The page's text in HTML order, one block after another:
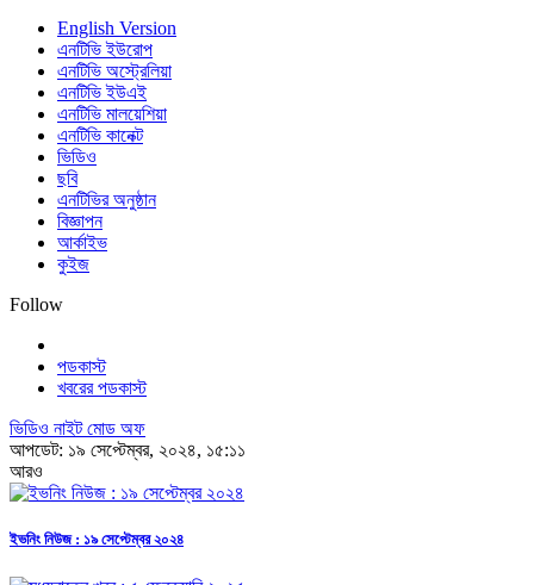
English Version
এনটিভি ইউরোপ
এনটিভি অস্ট্রেলিয়া
এনটিভি ইউএই
এনটিভি মালয়েশিয়া
এনটিভি কানেক্ট
ভিডিও
ছবি
এনটিভির অনুষ্ঠান
বিজ্ঞাপন
আর্কাইভ
কুইজ
Follow
পডকাস্ট
খবরের পডকাস্ট
ভিডিও নাইট মোড অফ
আপডেট: ১৯ সেপ্টেম্বর, ২০২৪, ১৫:১১
আরও
ইভনিং নিউজ : ১৯ সেপ্টেম্বর ২০২৪